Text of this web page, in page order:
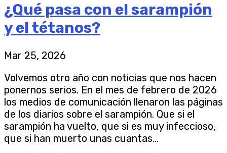
¿Qué pasa con el sarampión
y el tétanos?
Mar 25, 2026
Volvemos otro año con noticias que nos hacen
ponernos serios. En el mes de febrero de 2026
los medios de comunicación llenaron las páginas
de los diarios sobre el sarampión. Que si el
sarampión ha vuelto, que si es muy infeccioso,
que si han muerto unas cuantas...